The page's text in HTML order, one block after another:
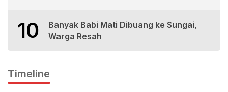
10
Banyak Babi Mati Dibuang ke Sungai,
Warga Resah
Timeline